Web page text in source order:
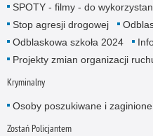
SPOTY - filmy - do
Stop agresji drogowej
Odblaskowa szkoła 2024
Projekty zmian organizacji
Kryminalny
Osoby poszukiwane i zaginione
Zostań Policjantem